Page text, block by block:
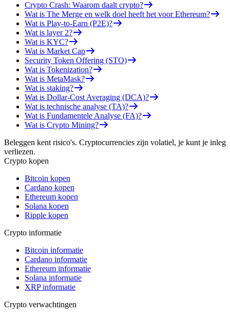
Crypto Crash: Waarom daalt crypto?
Wat is The Merge en welk doel heeft het voor Ethereum?
Wat is Play-to-Earn (P2E)?
Wat is layer 2?
Wat is KYC?
Wat is Market Cap
Security Token Offering (STO)
Wat is Tokenization?
Wat is MetaMask?
Wat is staking?
Wat is Dollar-Cost Averaging (DCA)?
Wat is technische analyse (TA)?
Wat is Fundamentele Analyse (FA)?
Wat is Crypto Mining?
Beleggen kent risico's. Cryptocurrencies zijn volatiel, je kunt je inleg
verliezen.
Crypto kopen
Bitcoin kopen
Cardano kopen
Ethereum kopen
Solana kopen
Ripple kopen
Crypto informatie
Bitcoin informatie
Cardano informatie
Ethereum informatie
Solana informatie
XRP informatie
Crypto verwachtingen